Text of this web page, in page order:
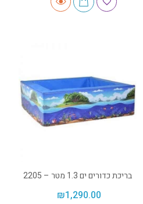
בריכת כדורים ים 1.3 מטר – 2205
₪1,290.00